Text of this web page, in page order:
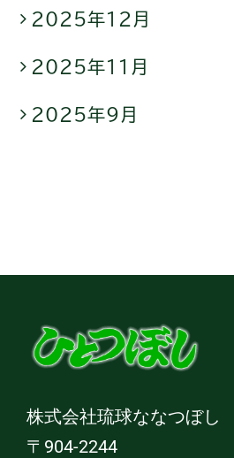
2025年12月
2025年11月
2025年9月
株式会社琉球ななつぼし
〒904-2244